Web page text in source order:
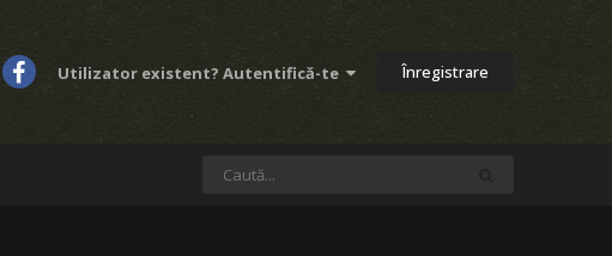
Utilizator existent? Autentifică-te Înregistrare